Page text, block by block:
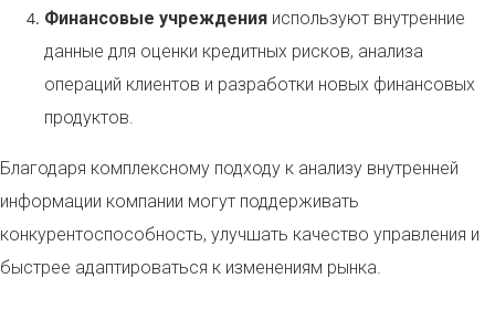
Финансовые учреждения используют внутренние
данные для оценки кредитных рисков, анализа
операций клиентов и разработки новых финансовых
продуктов.
Благодаря комплексному подходу к анализу внутренней
информации компании могут поддерживать
конкурентоспособность, улучшать качество управления и
быстрее адаптироваться к изменениям рынка.